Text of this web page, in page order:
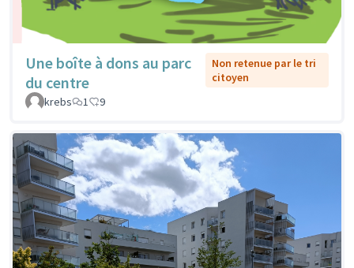
Une boîte à dons au parc
du centre
Non retenue par le tri
citoyen
krebs
1 9